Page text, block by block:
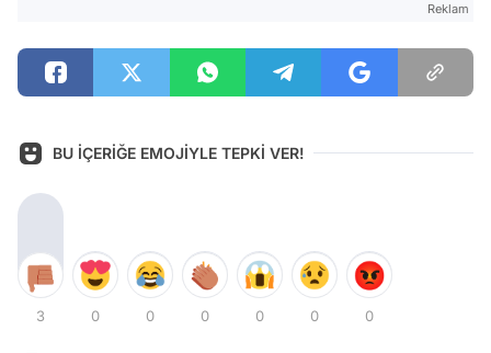
Reklam
BU İÇERİĞE EMOJİYLE TEPKİ VER!
3 0 0 0 0 0 0